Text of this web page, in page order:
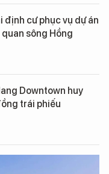
định cư phục vụ dự án
sông Hồng
Downtown huy
trái phiếu